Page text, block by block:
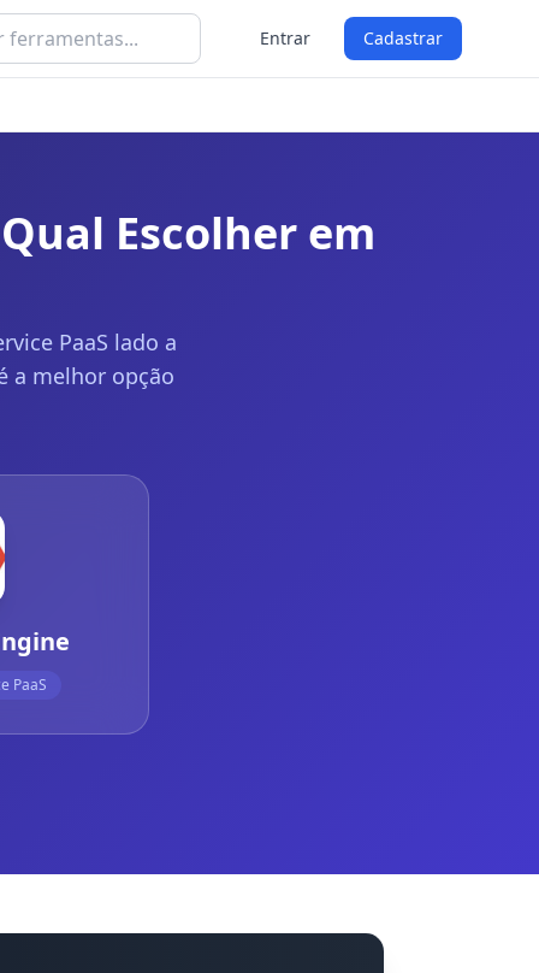
Entrar Cadastrar
Escolher em
PaaS lado a
a melhor opção
PaaS